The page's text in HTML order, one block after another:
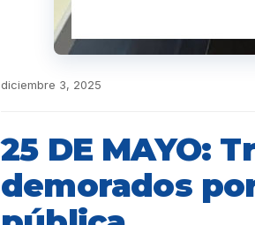
diciembre 3, 2025
25 DE MAYO:
demorados